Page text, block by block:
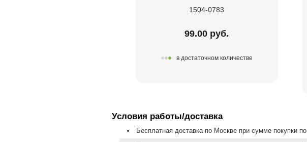
1504-0783
99.00 руб.
в достаточном количестве
Условия работы/доставка
Бесплатная доставка по Москве при сумме покупки